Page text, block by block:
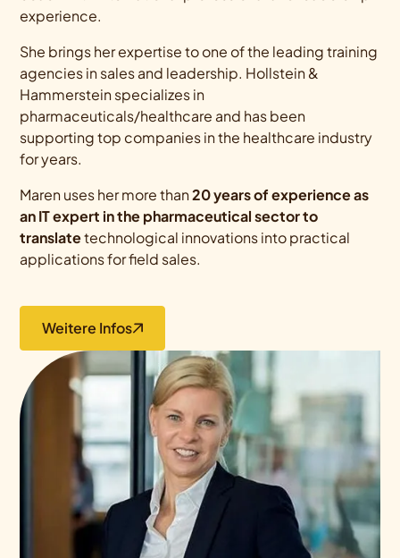
experience.
She brings her expertise to one of the leading training
agencies in sales and leadership. Hollstein &
Hammerstein specializes in
pharmaceuticals/healthcare and has been
supporting top companies in the healthcare industry
for years.
Maren uses her more than20 years of experience as
an IT expert in the pharmaceutical sector to
translatetechnological innovations into practical
applications for field sales.
Weitere Infos